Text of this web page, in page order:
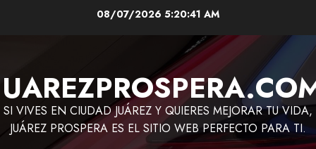
08/07/2026 5:20:41 AM
SI VIVES EN CIUDAD JUÁREZ Y QUIERES MEJORAR TU VIDA,
JUÁREZ PROSPERA ES EL SITIO WEB PERFECTO PARA TI.